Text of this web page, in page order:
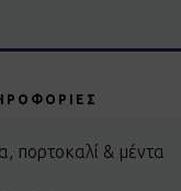
πορτοκαλί & μέντα